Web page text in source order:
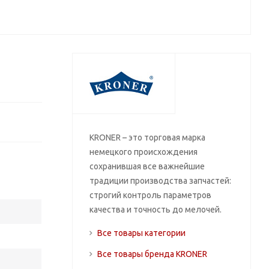
KRONER – это торговая марка
немецкого происхождения
сохранившая все важнейшие
традиции производства запчастей:
строгий контроль параметров
качества и точность до мелочей.
Все товары категории
Все товары бренда KRONER